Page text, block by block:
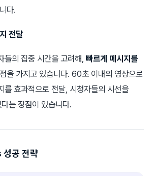
다.
전달
들의 집중 시간을 고려해, 빠르게 메시지를
을 가지고 있습니다. 60초 이내의 영상으로
를 효과적으로 전달, 시청자들의 시선을
는 장점이 있습니다.
공 전략